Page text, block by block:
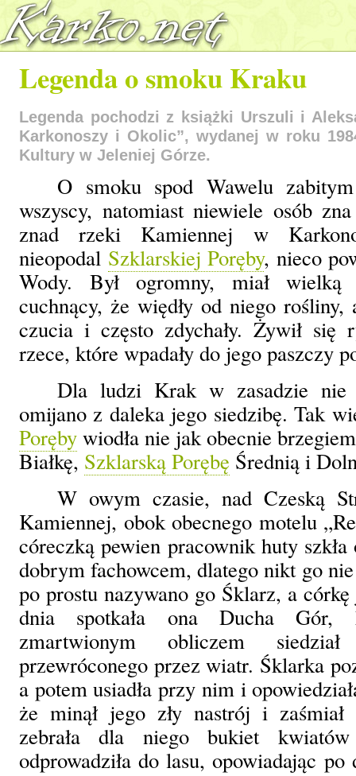
Legenda o smoku Kraku
Legenda pochodzi z książki Urszuli i
Karkonoszy i Okolic”, wydanej w roku
Kultury w Jeleniej Górze.
O smoku spod Wawelu
wszyscy, natomiast niewiele osób
znad rzeki Kamiennej w
nieopodal Szklarskiej Poręby, nieco
Wody. Był ogromny, miał wielką
cuchnący, że więdły od niego rośliny,
czucia i często zdychały. Żywił się
rzece, które wpadały do jego paszczy
Dla ludzi Krak w zasadzie
omijano z daleka jego siedzibę. Tak
Poręby wiodła nie jak obecnie
Białkę, Szklarską Porębę Średnią i
W owym czasie, nad Czeską
Kamiennej, obok obecnego motelu
córeczką pewien pracownik huty
dobrym fachowcem, dlatego nikt go nie
po prostu nazywano go Śklarz, a
dnia spotkała ona Ducha Gór,
zmartwionym obliczem
przewróconego przez wiatr. Śklarka
a potem usiadła przy nim i
że minął jego zły nastrój i zaśmiał
zebrała dla niego bukiet
odprowadziła do lasu, opowiadając